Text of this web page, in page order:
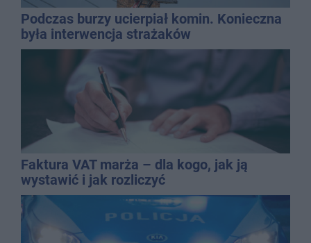
Podczas burzy ucierpiał komin. Konieczna
była interwencja strażaków
Faktura VAT marża – dla kogo, jak ją
wystawić i jak rozliczyć